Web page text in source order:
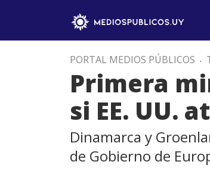
PORTAL MEDIOS PÚBLICOS .
Primera
si EE. UU.
Dinamarca y
de Gobierno de